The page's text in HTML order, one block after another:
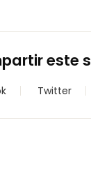
este
Twitter